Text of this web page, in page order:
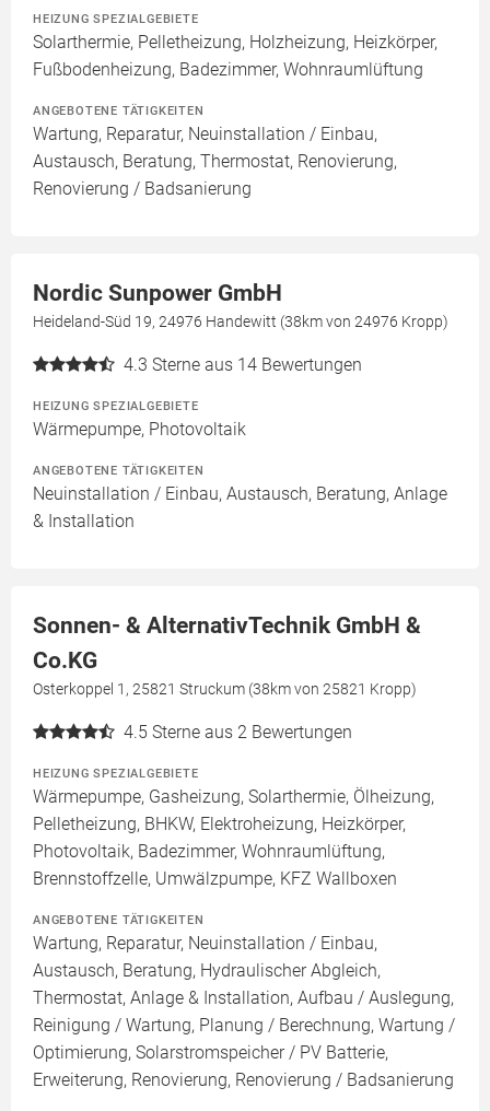
HEIZUNG SPEZIALGEBIETE
Solarthermie, Pelletheizung, Holzheizung, Heizkörper,
Fußbodenheizung, Badezimmer, Wohnraumlüftung
ANGEBOTENE TÄTIGKEITEN
Wartung, Reparatur, Neuinstallation / Einbau,
Austausch, Beratung, Thermostat, Renovierung,
Renovierung / Badsanierung
Nordic Sunpower GmbH
Heideland-Süd 19, 24976 Handewitt (38km von 24976 Kropp)
4.3 Sterne aus 14 Bewertungen
HEIZUNG SPEZIALGEBIETE
Wärmepumpe, Photovoltaik
ANGEBOTENE TÄTIGKEITEN
Neuinstallation / Einbau, Austausch, Beratung, Anlage
& Installation
Sonnen- & AlternativTechnik GmbH &
Co.KG
Osterkoppel 1, 25821 Struckum (38km von 25821 Kropp)
4.5 Sterne aus 2 Bewertungen
HEIZUNG SPEZIALGEBIETE
Wärmepumpe, Gasheizung, Solarthermie, Ölheizung,
Pelletheizung, BHKW, Elektroheizung, Heizkörper,
Photovoltaik, Badezimmer, Wohnraumlüftung,
Brennstoffzelle, Umwälzpumpe, KFZ Wallboxen
ANGEBOTENE TÄTIGKEITEN
Wartung, Reparatur, Neuinstallation / Einbau,
Austausch, Beratung, Hydraulischer Abgleich,
Thermostat, Anlage & Installation, Aufbau / Auslegung,
Reinigung / Wartung, Planung / Berechnung, Wartung /
Optimierung, Solarstromspeicher / PV Batterie,
Erweiterung, Renovierung, Renovierung / Badsanierung